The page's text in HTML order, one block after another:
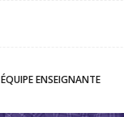
ÉQUIPEENSEIGNANTE